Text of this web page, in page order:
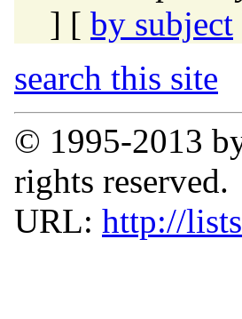
] [ by subject
search this site
© 1995-2013
rights reserved.
URL: http://